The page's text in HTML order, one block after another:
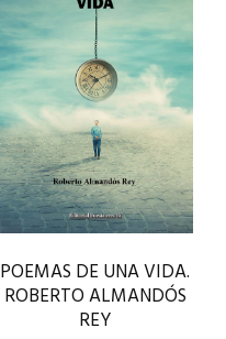
POEMAS DE UNA VIDA.
ROBERTO ALMANDÓS
REY